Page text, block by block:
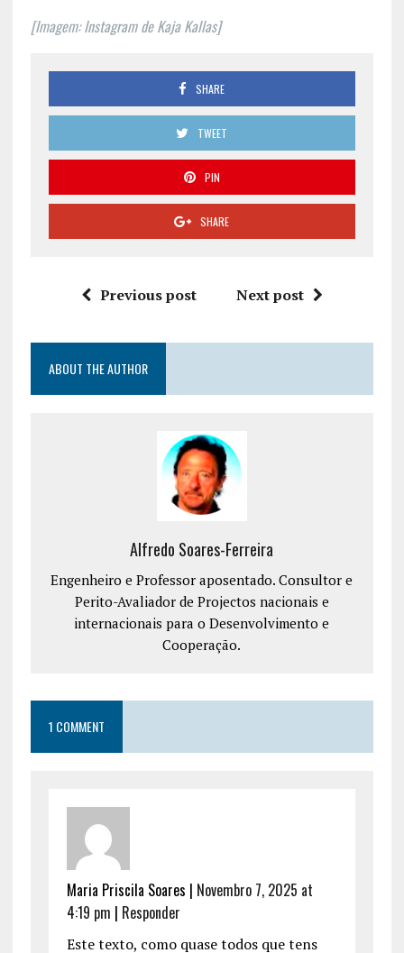
[Imagem: Instagram de Kaja Kallas]
SHARE
TWEET
PIN
SHARE
Previous post Next post
ABOUT THE AUTHOR
Alfredo Soares-Ferreira
Engenheiro e Professor aposentado. Consultor e
Perito-Avaliador de Projectos nacionais e
internacionais para o Desenvolvimento e
Cooperação.
1 COMMENT
Maria Priscila Soares | Novembro 7, 2025 at
4:19 pm | Responder
Este texto, como quase todos que tens